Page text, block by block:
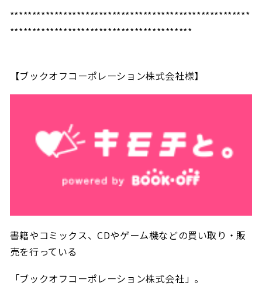
******************************************************
*****************************************
【ブックオフコーポレーション株式会社様】
書籍やコミックス、CDやゲーム機などの買い取り・販
売を行っている
「ブックオフコーポレーション株式会社」。